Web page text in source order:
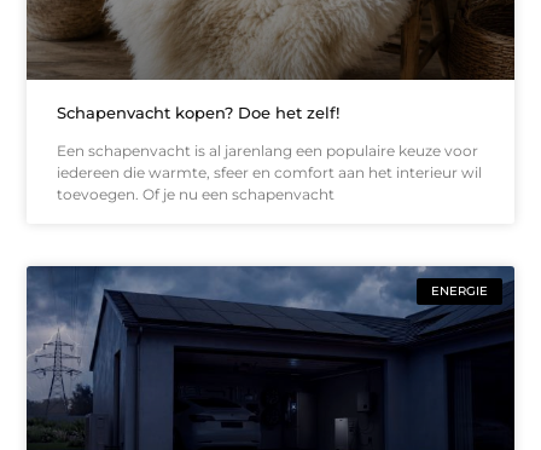
Schapenvacht kopen? Doe het zelf!
Een schapenvacht is al jarenlang een populaire keuze voor
iedereen die warmte, sfeer en comfort aan het interieur wil
toevoegen. Of je nu een schapenvacht
ENERGIE